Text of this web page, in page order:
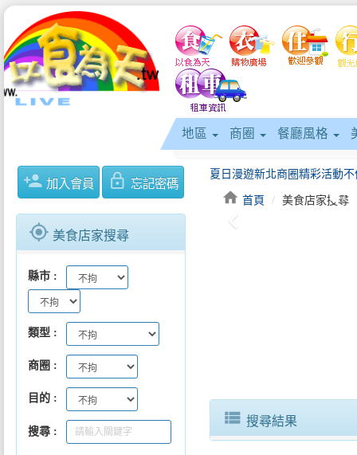
地區 商圈 餐廳風格
person_add 加入會員 lock_outline 忘記密碼
gps_fixed 美食店家搜尋
縣市
類型
商圈
目的
搜尋
home 首頁 美食店家搜尋
keyboard_arrow_left
view_list 搜尋結果